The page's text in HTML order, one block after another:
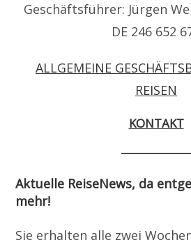
Geschäftsführer: Jürgen
DE 246 652
ALLGEMEINE
REISEN
KONTAKT
Aktuelle ReiseNews, da
mehr!
Sie erhalten alle zwei